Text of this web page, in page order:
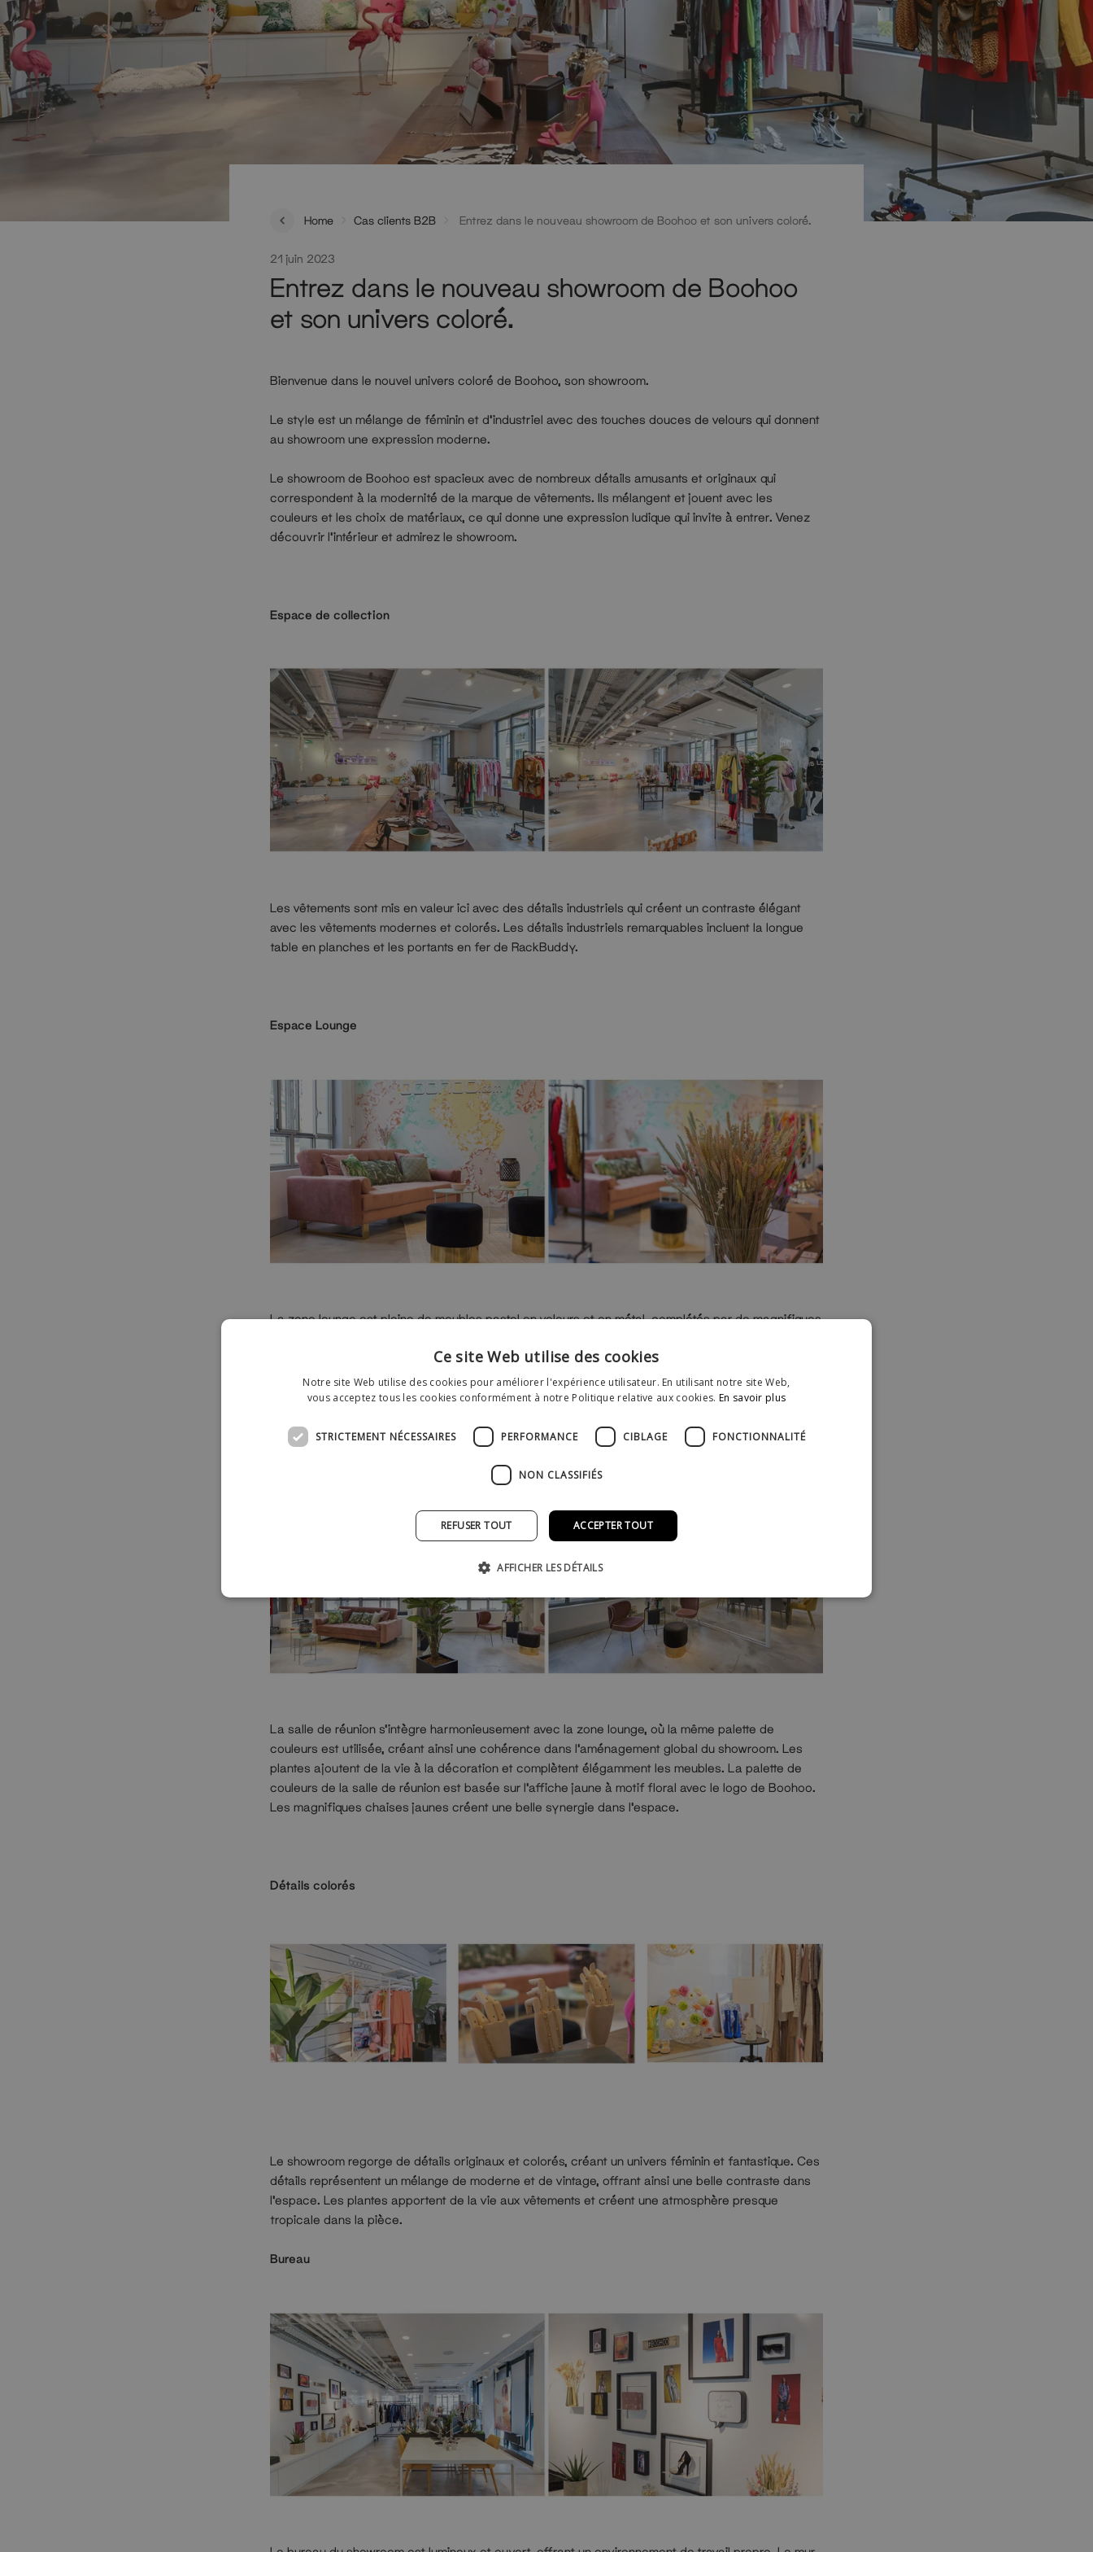
Home Cas clients B2B Entrez dans le nouveau showroom de Boohoo et son univers coloré.
21 juin 2023
Entrez dans le nouveau showroom de Boohoo
et son univers coloré.
Bienvenue dans le nouvel univers coloré de Boohoo, son showroom.
Le style est un mélange de féminin et d'industriel avec des touches douces de velours qui donnent
au showroom une expression moderne.
Le showroom de Boohoo est spacieux avec de nombreux détails amusants et originaux qui
correspondent à la modernité de la marque de vêtements. Ils mélangent et jouent avec les
couleurs et les choix de matériaux, ce qui donne une expression ludique qui invite à entrer. Venez
découvrir l'intérieur et admirez le showroom.
Espace de collection
Les vêtements sont mis en valeur ici avec des détails industriels qui créent un contraste élégant
avec les vêtements modernes et colorés. Les détails industriels remarquables incluent la longue
table en planches et les portants en fer de RackBuddy.
Espace Lounge
La zone lounge est pleine de meubles pastel en velours et en métal, complétés par de magnifiques
Salle de réunion
La salle de réunion s'intègre harmonieusement avec la zone lounge, où la même palette de
couleurs est utilisée, créant ainsi une cohérence dans l'aménagement global du showroom. Les
plantes ajoutent de la vie à la décoration et complètent élégamment les meubles. La palette de
couleurs de la salle de réunion est basée sur l'affiche jaune à motif floral avec le logo de Boohoo.
Les magnifiques chaises jaunes créent une belle synergie dans l'espace.
Détails colorés
Le showroom regorge de détails originaux et colorés, créant un univers féminin et fantastique. Ces
détails représentent un mélange de moderne et de vintage, offrant ainsi une belle contraste dans
l'espace. Les plantes apportent de la vie aux vêtements et créent une atmosphère presque
tropicale dans la pièce.
Bureau
Ce site Web utilise des cookies
Notre site Web utilise des cookies pour améliorer l'expérience utilisateur. En utilisant notre site Web,
vous acceptez tous les cookies conformément à notre Politique relative aux cookies. En savoir plus
STRICTEMENT NÉCESSAIRES PERFORMANCE CIBLAGE FONCTIONNALITÉ
NON CLASSIFIÉS
ACCEPTER TOUT
REFUSER TOUT
AFFICHER LES DÉTAILS